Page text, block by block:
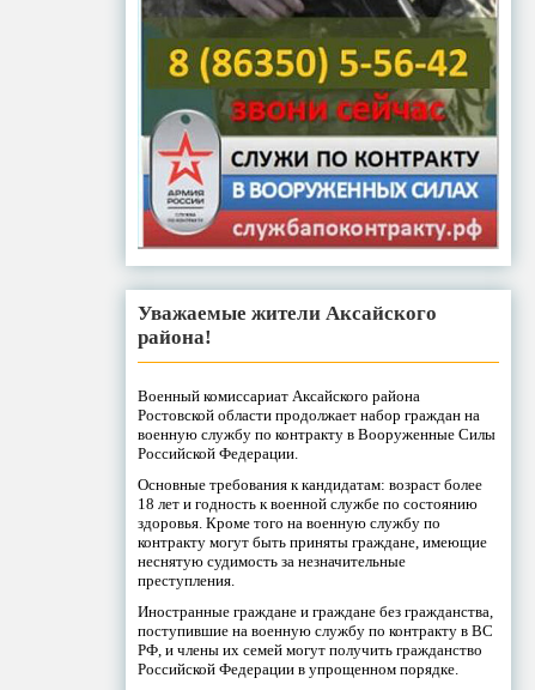
Уважаемые жители Аксайского
района!
Военный комиссариат Аксайского района
Ростовской области продолжает набор граждан на
военную службу по контракту в Вооруженные Силы
Российской Федерации.
Основные требования к кандидатам: возраст более
18 лет и годность к военной службе по состоянию
здоровья. Кроме того на военную службу по
контракту могут быть приняты граждане, имеющие
неснятую судимость за незначительные
преступления.
Иностранные граждане и граждане без гражданства,
поступившие на военную службу по контракту в ВС
РФ, и члены их семей могут получить гражданство
Российской Федерации в упрощенном порядке.